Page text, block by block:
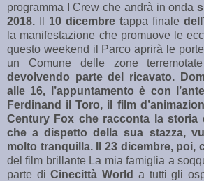
programma I Crew che andrà in onda
2018.
10 dicembre tappa finale
la manifestazione che promuove le
questo weekend il Parco aprirà le
un Comune delle zone
devolvendo parte del ricavato.
alle 16, l’appuntamento è con
Ferdinand il Toro, il film
Century Fox che racconta la
che a dispetto della sua stazza,
molto tranquilla. Il 23 dicembre, poi,
del film brillante La mia famiglia a
parte diCinecittà World a tutti gli